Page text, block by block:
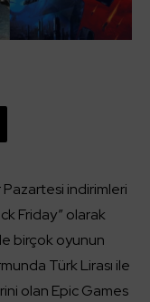
indirimleri
Friday” olarak
birçok oyunun
Türk Lirası ile
olan Epic Games